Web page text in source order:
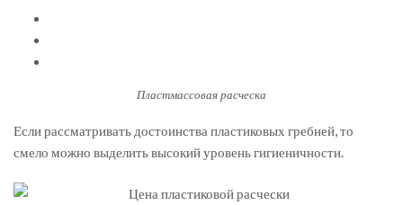
Пластмассовая расческа
Если рассматривать достоинства пластиковых гребней, то
смело можно выделить высокий уровень гигиеничности.